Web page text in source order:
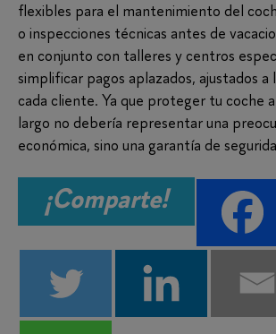
flexibles para el mantenimiento del
o inspecciones técnicas antes de
en conjunto con talleres y centros
simplificar pagos aplazados, ajustados a
cada cliente. Ya que proteger tu coche
largo no debería representar una
económica, sino una garantía de
¡Comparte!